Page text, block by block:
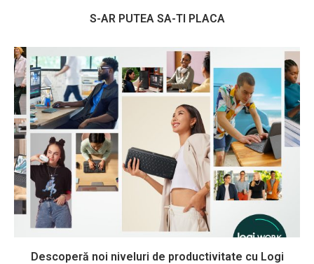
S-AR PUTEA SA-TI PLACA
Descoperă noi niveluri de productivitate cu Logi